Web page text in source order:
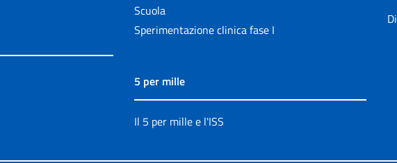
Scuola
Sperimentazione clinica fase I
5 per mille
Il 5 per mille e l'ISS